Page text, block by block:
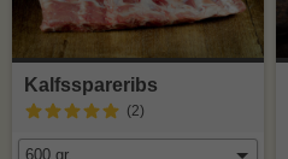
Kalfsspareribs
(2)